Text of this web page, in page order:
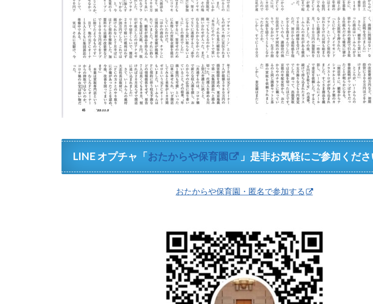
LINE オプチャ「おたからや保育園 」是非お気軽にご参加くださ
おたからや保育園・匿名で参加する